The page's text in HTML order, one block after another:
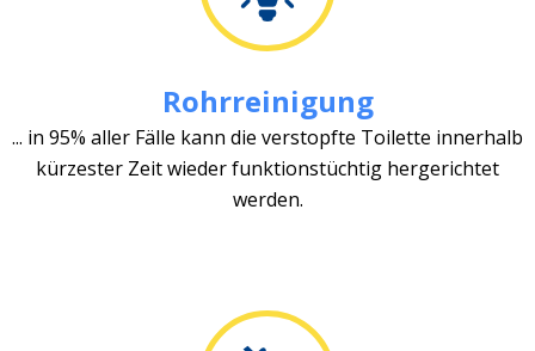
Rohrreinigung
... in 95% aller Fälle kann die verstopfte Toilette innerhalb
kürzester Zeit wieder funktionstüchtig hergerichtet
werden.